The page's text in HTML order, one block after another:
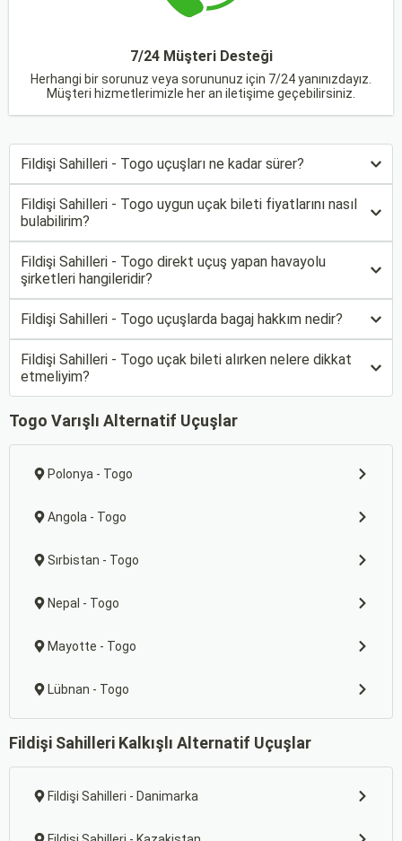
7/24 Müşteri Desteği
Herhangi bir sorunuz veya sorununuz için 7/24 yanınızdayız.
Müşteri hizmetlerimizle her an iletişime geçebilirsiniz.
Fildişi Sahilleri - Togo uçuşları ne kadar sürer?
Fildişi Sahilleri - Togo uygun uçak bileti fiyatlarını nasıl
bulabilirim?
Fildişi Sahilleri - Togo direkt uçuş yapan havayolu
şirketleri hangileridir?
Fildişi Sahilleri - Togo uçuşlarda bagaj hakkım nedir?
Fildişi Sahilleri - Togo uçak bileti alırken nelere dikkat
etmeliyim?
Togo Varışlı Alternatif Uçuşlar
Polonya - Togo
Angola - Togo
Sırbistan - Togo
Nepal - Togo
Mayotte - Togo
Lübnan - Togo
Fildişi Sahilleri Kalkışlı Alternatif Uçuşlar
Fildişi Sahilleri - Danimarka